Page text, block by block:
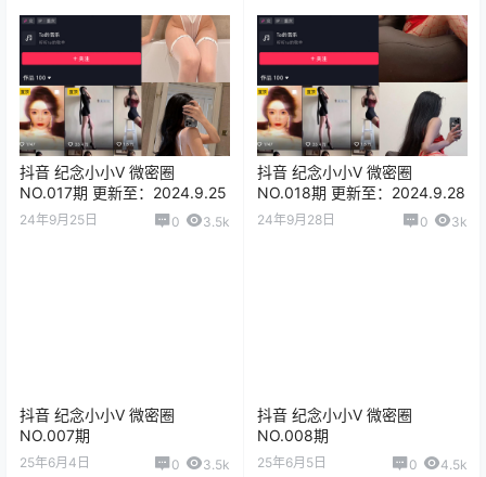
抖音 纪念小小V 微密圈
NO.017期 更新至：2024.9.25
24年9月25日 0 3.5k
抖音 纪念小小V 微密圈
NO.018期 更新至：2024.9.28
24年9月28日 0 3k
抖音 纪念小小V 微密圈
NO.007期
25年6月4日 0 3.5k
抖音 纪念小小V 微密圈
NO.008期
25年6月5日 0 4.5k